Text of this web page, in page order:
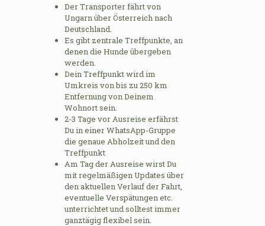
Der Transporter fährt von
Ungarn über Österreich nach
Deutschland.
Es gibt zentrale Treffpunkte, an
denen die Hunde übergeben
werden.
Dein Treffpunkt wird im
Umkreis von bis zu 250 km
Entfernung von Deinem
Wohnort sein.
2-3 Tage vor Ausreise erfährst
Du in einer WhatsApp-Gruppe
die genaue Abholzeit und den
Treffpunkt
Am Tag der Ausreise wirst Du
mit regelmäßigen Updates über
den aktuellen Verlauf der Fahrt,
eventuelle Verspätungen etc.
unterrichtet und solltest immer
ganztägig flexibel sein.